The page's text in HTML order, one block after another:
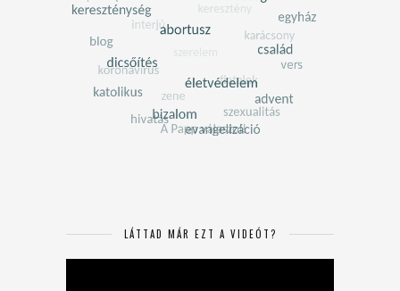
LÁTTAD MÁR EZT A VIDEÓT?